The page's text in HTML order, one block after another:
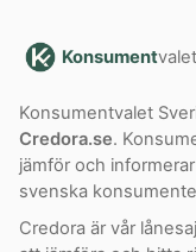
Konsumentvalet
Konsumentvalet
Credora.se.
jämför och
svenska
Credora är vår